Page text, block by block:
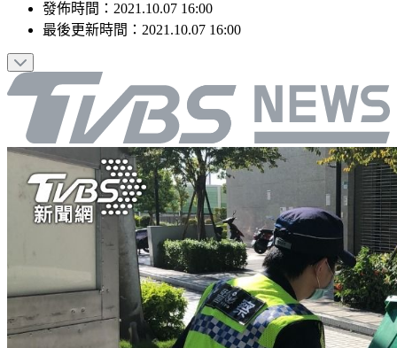
發佈時間： 2021.10.07 16:00
最後更新時間： 2021.10.07 16:00